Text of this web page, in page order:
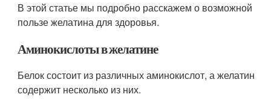
В этой статье мы подробно расскажем о возможной
пользе желатина для здоровья.
Аминокислоты в желатине
Белок состоит из различных аминокислот, а желатин
содержит несколько из них.